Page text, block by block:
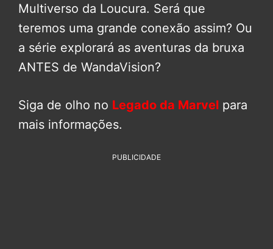
Multiverso da Loucura. Será que
teremos uma grande conexão assim? Ou
a série explorará as aventuras da bruxa
ANTES de WandaVision?
Siga de olho no Legado da Marvel para
mais informações.
PUBLICIDADE